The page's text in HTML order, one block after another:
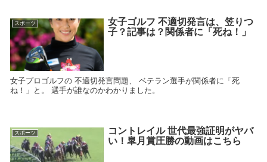
スポーツ
女子ゴルフ 不適切発言は、笠りつ
子？記事は？関係者に「死ね！」
女子プロゴルフの 不適切発言問題、 ベテラン選手が関係者に「死
ね！」と。 選手が誰なのかわかりました。
スポーツ
コントレイル 世代最強証明がヤバ
い！皐月賞圧勝の動画はこちら